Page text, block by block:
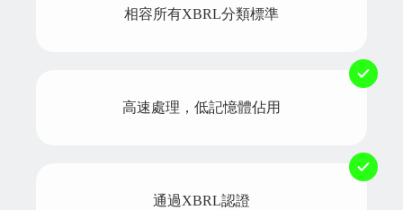
相容所有XBRL分類標準
高速處理，低記憶體佔用
通過XBRL認證